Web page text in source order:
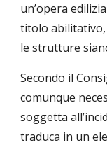
un’opera
titolo abilitativo,
le strutture
Secondo il
comunque
soggetta
traduca in un